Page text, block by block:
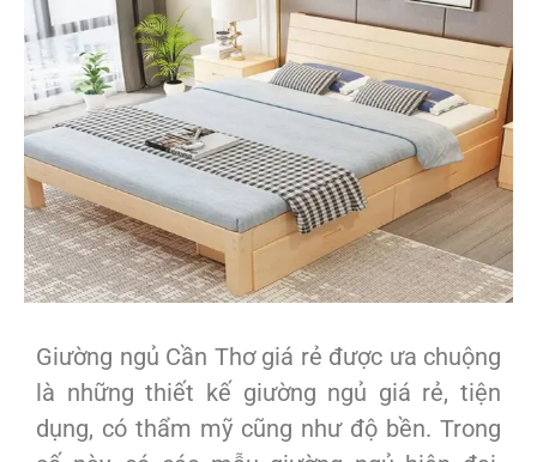
Giường ngủ Cần Thơ giá rẻ được ưa chuộng
là những thiết kế giường ngủ giá rẻ, tiện
dụng, có thẩm mỹ cũng như độ bền. Trong